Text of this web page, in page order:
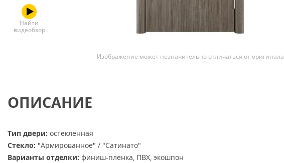
Найти
видеобзор
Изображение может незначительно отличаться от оригинала
ОПИСАНИЕ
Тип двери: остекленная
Стекло: "Армированное" / "Сатинато"
Варианты отделки: финиш-пленка, ПВХ, экошпон